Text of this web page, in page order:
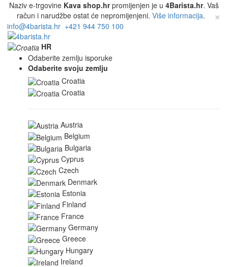
Naziv e-trgovine Kava shop.hrpromijenjen je u 4Barista.hr. Vaš
račun i narudžbe ostat će nepromijenjeni. Više informacija. ×
info@4barista.hr +421 944 750 100
HR
Odaberite zemlju isporuke
Odaberite svoju zemlju
Croatia
Croatia
Austria
Belgium
Bulgaria
Cyprus
Czech
Denmark
Estonia
Finland
France
Germany
Greece
Hungary
Ireland